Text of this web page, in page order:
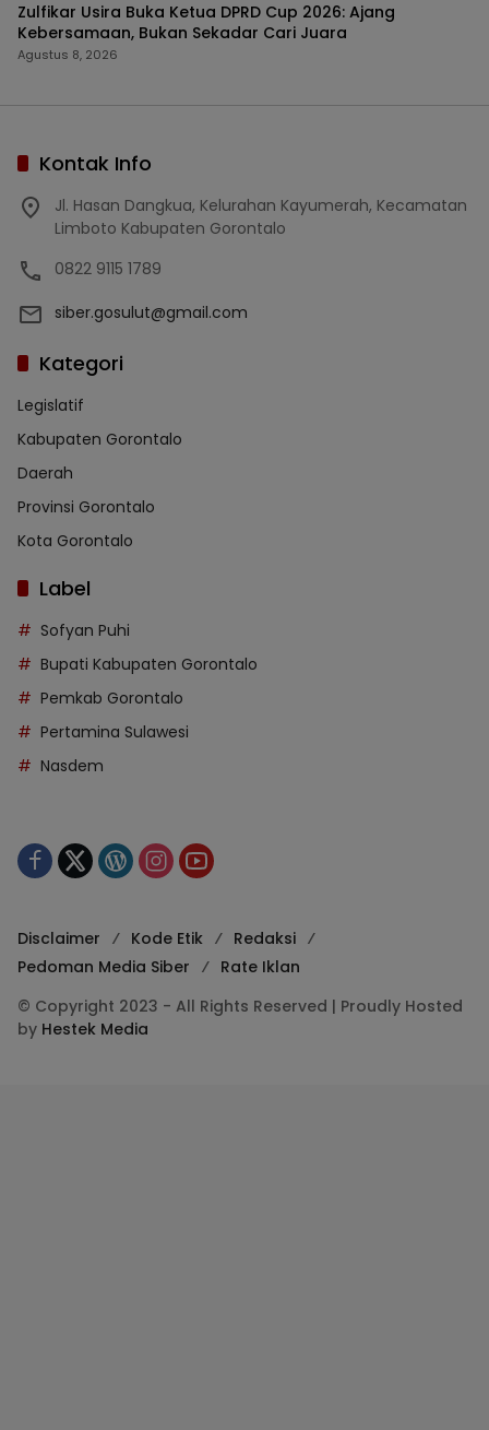
Zulfikar Usira Buka Ketua DPRD Cup 2026: Ajang
Kebersamaan, Bukan Sekadar Cari Juara
Agustus 8, 2026
Kontak Info
Jl. Hasan Dangkua, Kelurahan Kayumerah, Kecamatan
Limboto Kabupaten Gorontalo
0822 9115 1789
siber.gosulut@gmail.com
Kategori
Legislatif
Kabupaten Gorontalo
Daerah
Provinsi Gorontalo
Kota Gorontalo
Label
Sofyan Puhi
Bupati Kabupaten Gorontalo
Pemkab Gorontalo
Pertamina Sulawesi
Nasdem
Disclaimer Kode Etik
Redaksi
Pedoman Media Siber
Rate Iklan
© Copyright 2023 - All Rights Reserved | Proudly Hosted
by Hestek Media